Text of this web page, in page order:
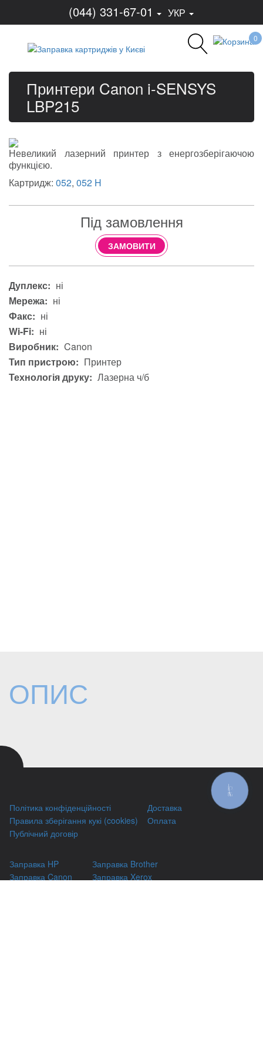
(044) 331-67-01 УКР
0
Принтери Canon i-SENSYS
LBP215
Невеликий лазерний принтер з енергозберігаючою
функцією.
Картридж: 052, 052 H
Під замовлення
ЗАМОВИТИ
Дуплекс: ні
Мережа: ні
Факс: ні
Wi-Fi: ні
Виробник: Canon
Тип пристрою: Принтер
Технологія друку: Лазерна ч/б
ОПИС
Політика конфіденційності
Правила зберігання кукі (cookies)
Публічний договір
Доставка
Оплата
Заправка HP
Заправка Canon
Заправка Brother
Заправка Xerox
КНОПКА
ЗВ'ЯЗКУ